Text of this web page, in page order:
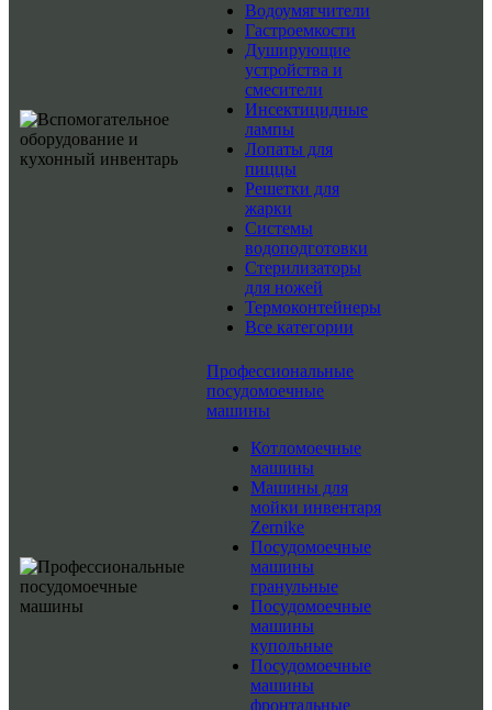
Водоумягчители
Гастроемкости
Душирующие
устройства и
смесители
Инсектицидные
лампы
Лопаты для
пиццы
Решетки для
жарки
Системы
водоподготовки
Стерилизаторы
для ножей
Термоконтейнеры
Все категории
Профессиональные
посудомоечные
машины
Котломоечные
машины
Машины для
мойки инвентаря
Zernike
Посудомоечные
машины
гранульные
Посудомоечные
машины
купольные
Посудомоечные
машины
фронтальные